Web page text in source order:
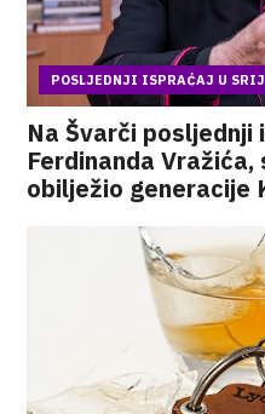
POSLJEDNJI ISPRAĆAJ U
Na Švarči posljednji
Ferdinanda
obilježio generacije